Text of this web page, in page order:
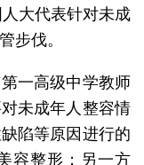
大代表针对未成
步伐。
一高级中学教师
未成年人整容情
陷等原因进行的
容整形；另一方